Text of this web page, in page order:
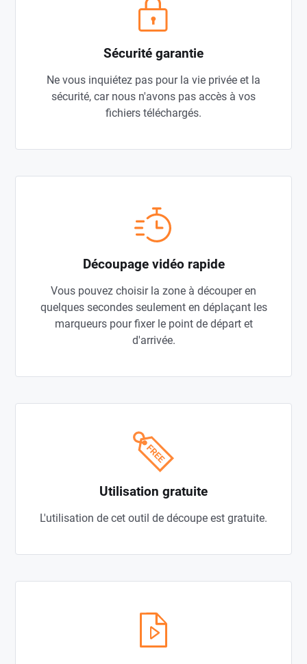
Sécurité garantie
Ne vous inquiétez pas pour la vie privée et la
sécurité, car nous n'avons pas accès à vos
fichiers téléchargés.
Découpage vidéo rapide
Vous pouvez choisir la zone à découper en
quelques secondes seulement en déplaçant les
marqueurs pour fixer le point de départ et
d'arrivée.
Utilisation gratuite
L'utilisation de cet outil de découpe est gratuite.